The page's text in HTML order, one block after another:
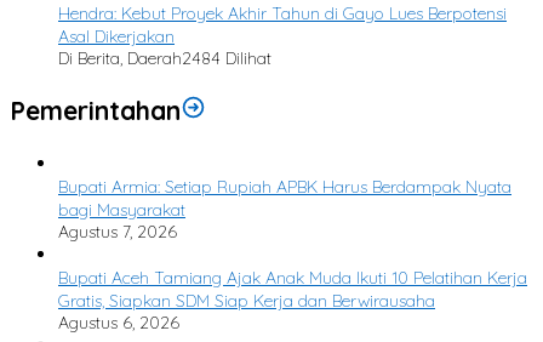
Hendra: Kebut Proyek Akhir Tahun di Gayo Lues Berpotensi
Asal Dikerjakan
Di Berita, Daerah2484 Dilihat
Pemerintahan
Bupati Armia: Setiap Rupiah APBK Harus Berdampak Nyata
bagi Masyarakat
Agustus 7, 2026
Bupati Aceh Tamiang Ajak Anak Muda Ikuti 10 Pelatihan Kerja
Gratis, Siapkan SDM Siap Kerja dan Berwirausaha
Agustus 6, 2026